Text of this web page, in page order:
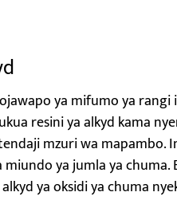
ya mifumo ya
resini ya alkyd kama
mzuri wa mapambo.
ya jumla ya
ya oksidi ya chuma